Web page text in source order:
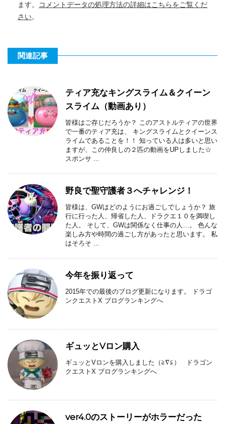
ます。
コメントデータの処理方法の詳細はこちらをご覧くだ
さい。
関連記事
ティア充なキングスライム＆クイーン
スライム（動画あり）
皆様はご存じだろうか？ このアストルティアの世界
で一番のティア充は、 キングスライムとクイーンス
ライムであることを！！ 知っている人は多いと思い
ますが、この仲良しの２匹の動画をUPしました☆
スポンサ ...
野良で聖守護者３へチャレンジ！
皆様は、GWはどのようにお過ごしでしょうか？ 旅
行に行った人、帰省した人、ドラクエ１０を満喫し
た人。 そして、GWは関係なく仕事の人…。 色んな
楽しみ方や時間の過ごし方があったと思います。 私
はそろそ ...
今年を振り返って
2015年での最後のブログ更新になります。 ドラゴ
ンクエストX ブログランキングへ
ギュッとVロン購入
ギュッとVロンを購入しました（≧∇≦） ドラゴン
クエストX ブログランキングへ
ver4.0のストーリーがホラーだった